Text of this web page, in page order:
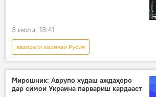
3 июли, 13:41
вазорати хориҷаи Русия
Украина
Русия
иҷрои шарт
музокирот низоъ
Мирошник: Аврупо худаш аждаҳоро
дар симои Украина парвариш кардааст